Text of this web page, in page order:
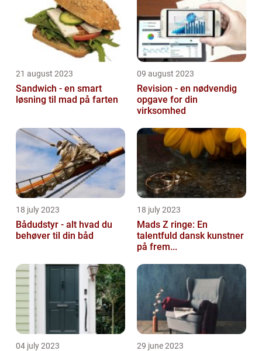
21 august 2023
Sandwich - en smart
løsning til mad på farten
09 august 2023
Revision - en nødvendig
opgave for din
virksomhed
18 july 2023
Bådudstyr - alt hvad du
behøver til din båd
18 july 2023
Mads Z ringe: En
talentfuld dansk kunstner
på frem...
04 july 2023 29 june 2023